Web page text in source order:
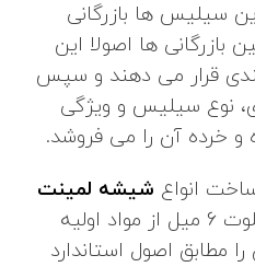
سیلیس ها بازرگانی
بازرگانی ها اصولا این
قرار می دهند و سپس
نوع سیلیس و ویژگی
و خرده آن را می فروشد.
انواع شیشه لمینت
و از جمله شیشه فلوت 6 میل از مواد اولیه
مطابق اصول استاندارد